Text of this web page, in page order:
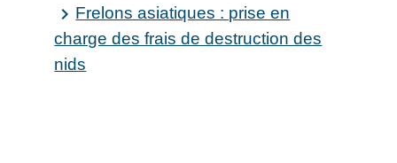
keyboard_arrow_rightFrelons asiatiques : prise en
charge des frais de destruction des
nids